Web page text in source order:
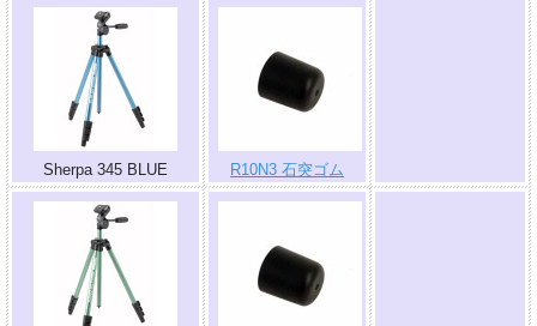
Sherpa 345 BLUE R10N3 石突ゴム